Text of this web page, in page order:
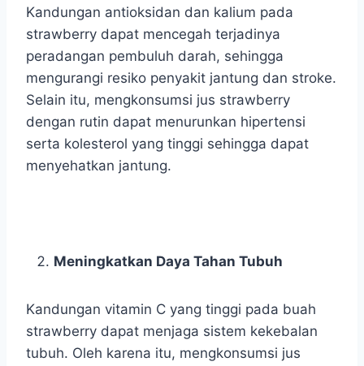
Kandungan antioksidan dan kalium pada
strawberry dapat mencegah terjadinya
peradangan pembuluh darah, sehingga
mengurangi resiko penyakit jantung dan stroke.
Selain itu, mengkonsumsi jus strawberry
dengan rutin dapat menurunkan hipertensi
serta kolesterol yang tinggi sehingga dapat
menyehatkan jantung.
Meningkatkan Daya Tahan Tubuh
Kandungan vitamin C yang tinggi pada buah
strawberry dapat menjaga sistem kekebalan
tubuh. Oleh karena itu, mengkonsumsi jus